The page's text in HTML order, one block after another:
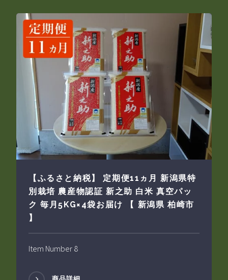
【ふるさと納税】 定期便11ヵ月 新潟県特
別栽培 農産物認証 新之助 白米 真空パッ
ク 毎月5KG×4袋お届け 【 新潟県 柏崎市
】
Item Number 8